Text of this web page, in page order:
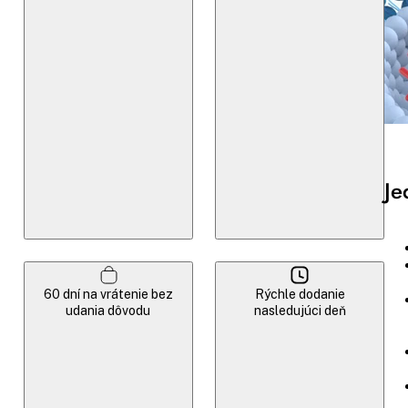
60 dní na vrátenie bez
udania dôvodu
Rýchle dodanie
nasledujúci deň